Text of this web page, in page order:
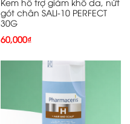
gót chân SALI-10 PERFECT
30G
60,000₫